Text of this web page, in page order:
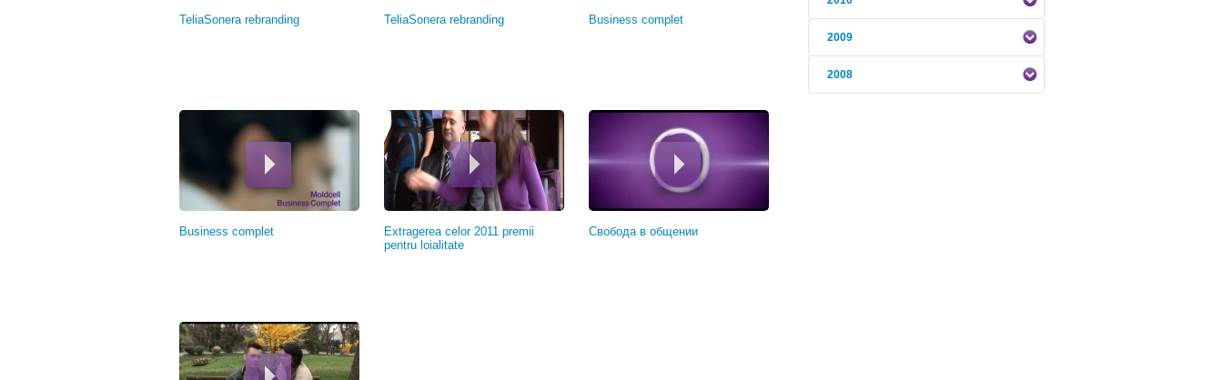
2009
2008
TeliaSonera rebranding TeliaSonera rebranding Business complet
Business complet
Extragerea celor 2011 premii
pentru loialitate
Свобода в общении